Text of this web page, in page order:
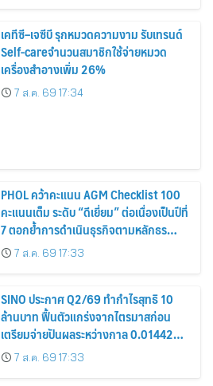
เคทีซี–เจซีบี รุกหมวดความงาม รับเทรนด์
Self-careจำนวนสมาชิกใช้จ่ายหมวด
เครื่องสำอางเพิ่ม 26%
7 ส.ค. 69 17:34
PHOL คว้าคะแนน AGM Checklist 100
คะแนนเต็ม ระดับ “ดีเยี่ยม” ต่อเนื่องเป็นปีที่
7 ตอกย้ำการดำเนินธุรกิจตามหลักธร
รมาภิบาล โปร่งใส สร้างความเชื่อมั่นผู้ถือ
หุ้น
7 ส.ค. 69 17:33
SINO ประกาศ Q2/69 ทำกำไรสุทธิ 10
ล้านบาท ฟื้นตัวแกร่งจากไตรมาสก่อน
เตรียมจ่ายปันผลระหว่างกาล 0.014423
บาทต่อหุ้น ครึ่งปีหลังมุ่งเติบโตต่อเนื่อง
7 ส.ค. 69 17:33